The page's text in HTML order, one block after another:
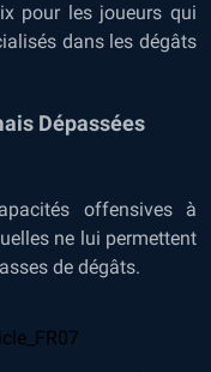
pour les joueurs qui
dans les dégâts
Dépassées
offensives à
ne lui permettent
de dégâts.